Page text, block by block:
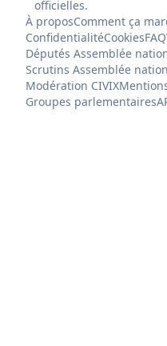
officielles.
À proposComment ça
ConfidentialitéCookiesFAQ
Députés Assemblée
Scrutins Assemblée
Modération CIVIX
Groupes parlementaires